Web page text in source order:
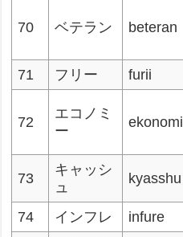
70 ベテラン beteran
71
フリー furii
72
エコノミ
ー
ekonomi
73
キャッシ
ュ
kyasshu
74 インフレ infure